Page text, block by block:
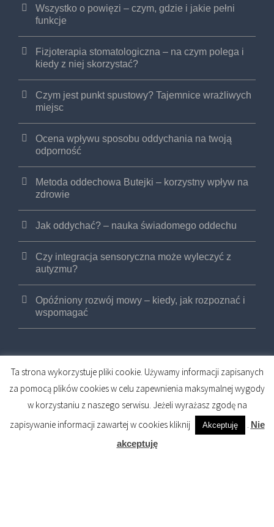
Wszystko o powięzi – czym, gdzie i jakie pełni
funkcje
Fizjoterapia stomatologiczna – na czym polega i
kiedy z niej skorzystać?
Czym jest punkt spustowy? Tajemnice wrażliwych
miejsc
Ocena wpływu sposobu oddychania na twoją
odporność
Metoda oddechowa Butejki – korzystny wpływ na
zdrowie
Jak oddychać? – nauka świadomego oddechu
Czy integracja sensoryczna może wyleczyć z
autyzmu?
Opóźniony rozwój mowy – kiedy, jak rozpoznać i
wspomagać
COPYRIGHT 2017 FIZJOMED PRYWATNE
CENTRUM OSTEOPATII I FIZJOTERAPII (R)
Ta strona wykorzystuje pliki cookie. Używamy informacji zapisanych
za pomocą plików cookies w celu zapewnienia maksymalnej wygody
w korzystaniu z naszego serwisu. Jeżeli wyrażasz zgodę na
zapisywanie informacji zawartej w cookies kliknij
Akceptuję . Nie
akceptuję